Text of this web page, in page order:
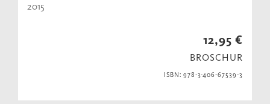
2015
12,95 €
BROSCHUR
ISBN: 978-3-406-67539-3